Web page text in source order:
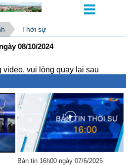
Thời sự
08/10/2024
video, vui lòng quay lại sau
Bản tin 16h00 ngày 07/6/2025